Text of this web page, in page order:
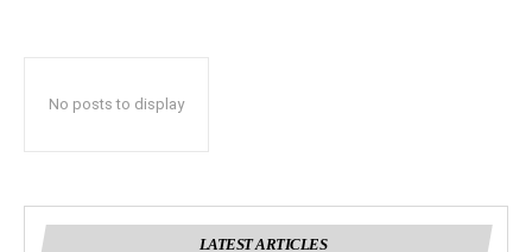
No posts to display
LATEST ARTICLES